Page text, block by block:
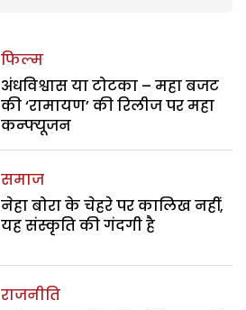
फिल्म
अंधविश्वास या टोटका – महा बजट
की ‘रामायण’ की रिलीज पर महा
कन्फ्यूजन
समाज
नेहा बोरा के चेहरे पर कालिख नहीं,
यह संस्कृति की गंदगी है
राजनीति